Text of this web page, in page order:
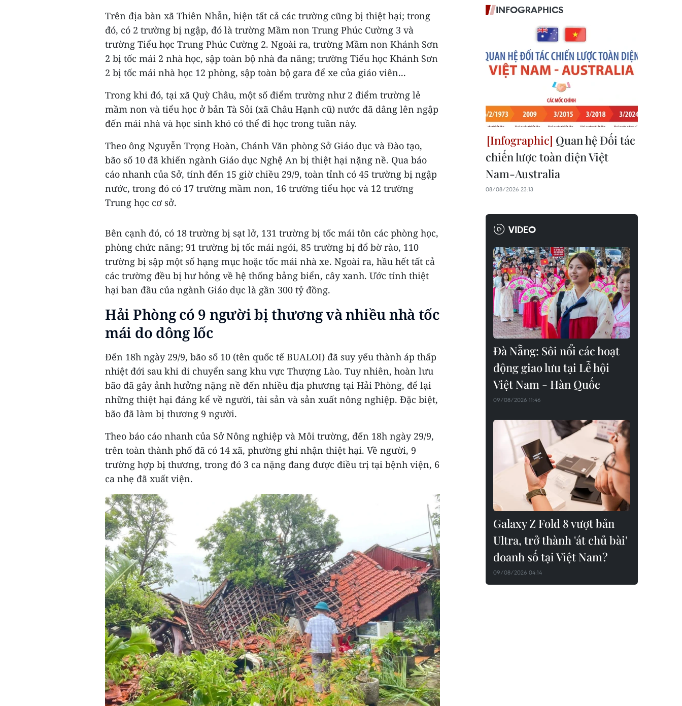
Trên địa bàn xã Thiên Nhẫn, hiện tất cả các trường cũng bị thiệt hại; trong
đó, có 2 trường bị ngập, đó là trường Mầm non Trung Phúc Cường 3 và
trường Tiểu học Trung Phúc Cường 2. Ngoài ra, trường Mầm non Khánh Sơn
2 bị tốc mái 2 nhà học, sập toàn bộ nhà đa năng; trường Tiểu học Khánh Sơn
2 bị tốc mái nhà học 12 phòng, sập toàn bộ gara để xe của giáo viên...
Trong khi đó, tại xã Quỳ Châu, một số điểm trường như 2 điểm trường lẻ
mầm non và tiểu học ở bản Tà Sỏi (xã Châu Hạnh cũ) nước đã dâng lên ngập
đến mái nhà và học sinh khó có thể đi học trong tuần này.
Theo ông Nguyễn Trọng Hoàn, Chánh Văn phòng Sở Giáo dục và Đào tạo,
bão số 10 đã khiến ngành Giáo dục Nghệ An bị thiệt hại nặng nề. Qua báo
cáo nhanh của Sở, tính đến 15 giờ chiều 29/9, toàn tỉnh có 45 trường bị ngập
nước, trong đó có 17 trường mầm non, 16 trường tiểu học và 12 trường
Trung học cơ sở.
Bên cạnh đó, có 18 trường bị sạt lở, 131 trường bị tốc mái tôn các phòng học,
phòng chức năng; 91 trường bị tốc mái ngói, 85 trường bị đổ bờ rào, 110
trường bị sập một số hạng mục hoặc tốc mái nhà xe. Ngoài ra, hầu hết tất cả
các trường đều bị hư hỏng về hệ thống bảng biển, cây xanh. Ước tính thiệt
hại ban đầu của ngành Giáo dục là gần 300 tỷ đồng.
Hải Phòng có 9 người bị thương và nhiều nhà tốc
mái do dông lốc
Đến 18h ngày 29/9, bão số 10 (tên quốc tế BUALOI) đã suy yếu thành áp thấp
nhiệt đới sau khi di chuyển sang khu vực Thượng Lào. Tuy nhiên, hoàn lưu
bão đã gây ảnh hưởng nặng nề đến nhiều địa phương tại Hải Phòng, để lại
những thiệt hại đáng kể về người, tài sản và sản xuất nông nghiệp. Đặc biệt,
bão đã làm bị thương 9 người.
Theo báo cáo nhanh của Sở Nông nghiệp và Môi trường, đến 18h ngày 29/9,
trên toàn thành phố đã có 14 xã, phường ghi nhận thiệt hại. Về người, 9
trường hợp bị thương, trong đó 3 ca nặng đang được điều trị tại bệnh viện, 6
ca nhẹ đã xuất viện.
INFOGRAPHICS
Quan hệ Đối tác
chiến lược toàn diện Việt
Nam-Australia
08/08/2026 23:13
VIDEO
Đà Nẵng: Sôi nổi các hoạt
động giao lưu tại Lễ hội
Việt Nam - Hàn Quốc
09/08/2026 11:46
Galaxy Z Fold 8 vượt bản
Ultra, trở thành 'át chủ bài'
doanh số tại Việt Nam?
09/08/2026 04:14